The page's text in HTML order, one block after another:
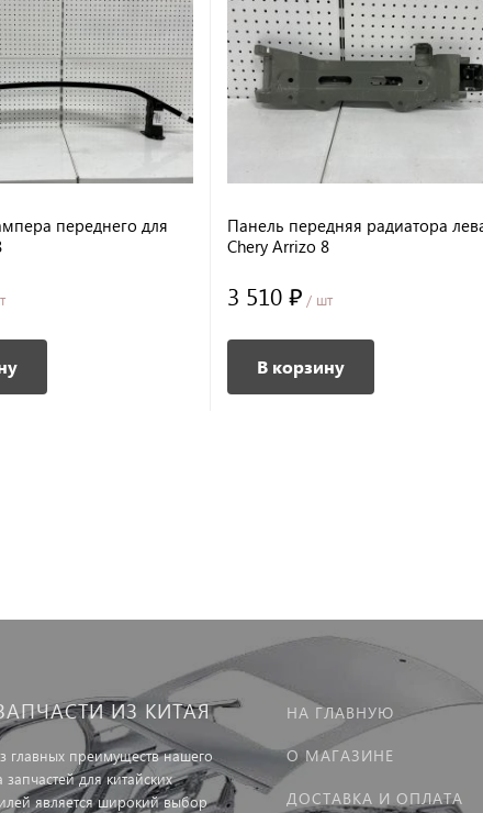
переднего для
Панель передняя радиатора
Chery Arrizo 8
3 510 ₽ / шт
В корзину
ИЗ КИТАЯ
главных преимуществ нашего
запчастей для китайских
является широкий выбор
НА ГЛАВНУЮ
О МАГАЗИНЕ
ДОСТАВКА И ОПЛАТА